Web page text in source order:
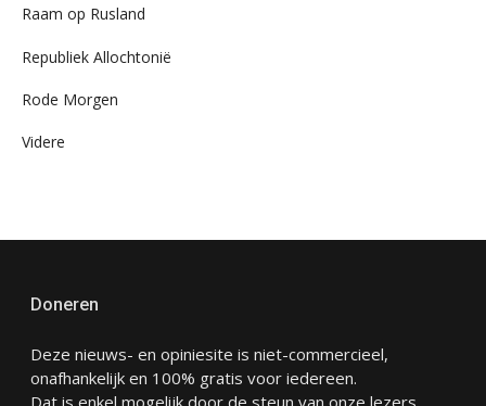
Raam op Rusland
Republiek Allochtonië
Rode Morgen
Videre
Doneren
Deze nieuws- en opiniesite is niet-commercieel,
onafhankelijk en 100% gratis voor iedereen.